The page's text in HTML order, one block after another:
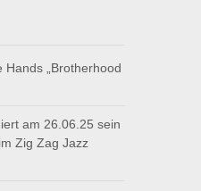
„Brotherhood
am 26.06.25 sein
Zig Zag Jazz